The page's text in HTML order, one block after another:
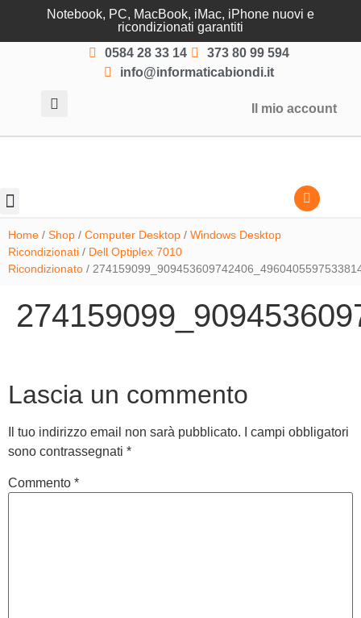
Notebook, PC, MacBook, iMac, iPhone nuovi e
ricondizionati garantiti
0584 28 33 14
373 80 99 594
info@informaticabiondi.it
Il mio account
Home / Shop / Computer Desktop / Windows Desktop
Ricondizionati / Dell Optiplex 7010
Ricondizionato /
Lascia un commento
Il tuo indirizzo email non sarà pubblicato.
I campi obbligatori
sono contrassegnati *
Commento *